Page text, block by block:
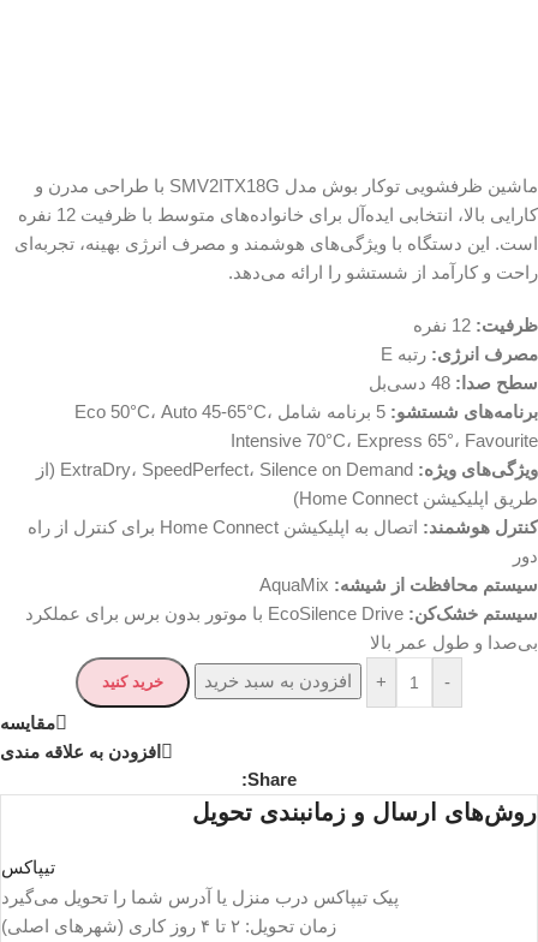
ماشین ظرفشویی توکار بوش مدل SMV2ITX18G با طراحی مدرن و
کارایی بالا، انتخابی ایده‌آل برای خانواده‌های متوسط با ظرفیت 12 نفره
است. این دستگاه با ویژگی‌های هوشمند و مصرف انرژی بهینه، تجربه‌ای
راحت و کارآمد از شستشو را ارائه می‌دهد.
ظرفیت:
مصرف انرژی: رتبه E
سطح صدا:
برنامه‌های شستشو:
5 برنامه شامل Eco 50°C، Auto 45-65°C،
Intensive 70°C، Express 65°، Favourite
ویژگی‌های ویژه:
ExtraDry، SpeedPerfect، Silence on Demand (از
طریق اپلیکیشن Home Connect)
کنترل هوشمند:
اتصال به اپلیکیشن Home Connect برای کنترل از راه
دور
سیستم محافظت از شیشه:
سیستم خشک‌کن:
EcoSilence Drive با موتور بدون برس برای عملکرد
بی‌صدا و طول عمر بالا
-
+ افزودن به سبد خرید خرید کنید
مقايسه
افزودن به علاقه مندی
Share:
روش‌های ارسال و زمانبندی تحویل
تیپاکس
پیک تیپاکس درب منزل یا آدرس شما را تحویل می‌گیرد
زمان تحویل: ۲ تا ۴ روز کاری (شهرهای اصلی)